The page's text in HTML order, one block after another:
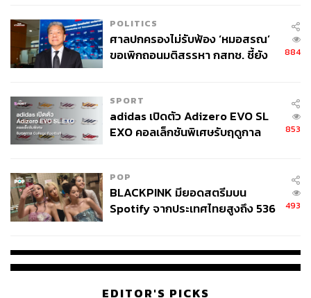
กรรมการเห็น
2. Pitching Objective
POLITICS
ศาลปกครองไม่รับฟ้อง ‘หมอสรณ’
ขอเพิกถอนมติสรรหา กสทช. ชี้ยัง
884
SPORT
adidas เปิดตัว Adizero EVO SL
EXO คอลเล็กชันพิเศษรับฤดูกาล
853
POP
BLACKPINK มียอดสตรีมบน
Spotify จากประเทศไทยสูงถึง 536
493
EDITOR'S PICKS